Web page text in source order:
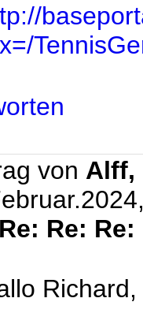
von Alff,
Re:
Richard,